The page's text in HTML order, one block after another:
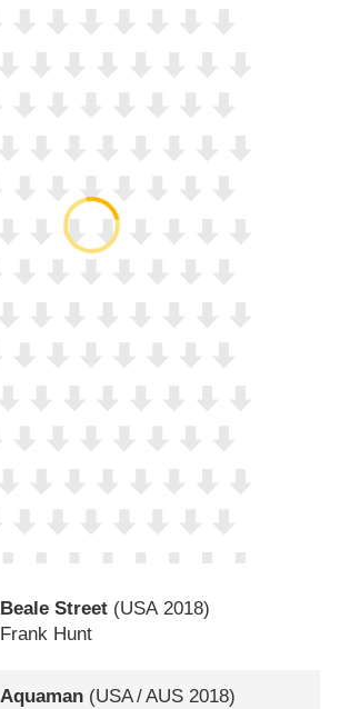
Beale Street (USA2018)
Frank Hunt
Aquaman (USA/AUS 2018)